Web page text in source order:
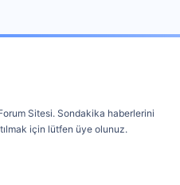
Sitesi. Sondakika haberlerini
için lütfen üye olunuz.